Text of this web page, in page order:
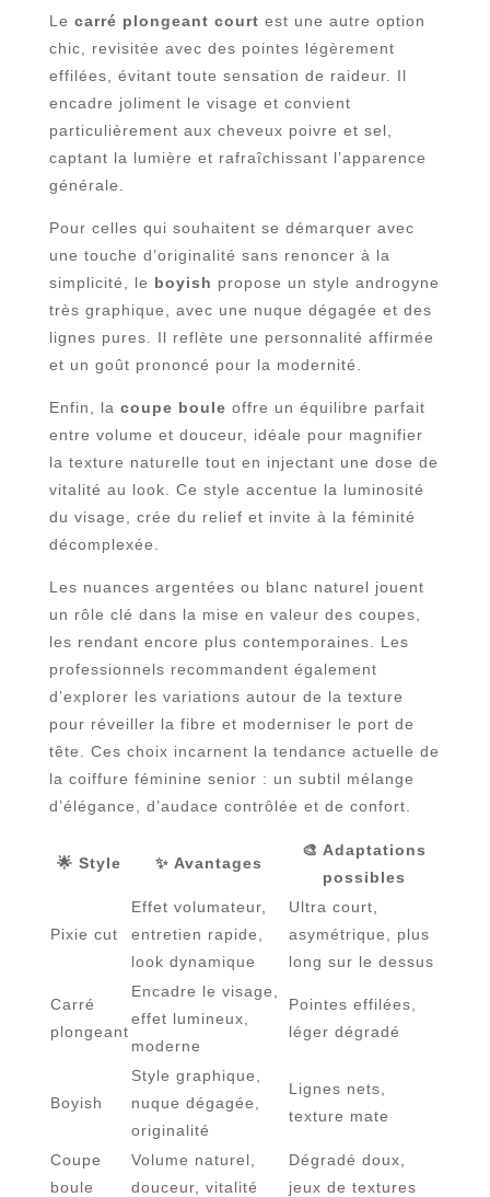
Le carré plongeant court est une autre option
chic, revisitée avec des pointes légèrement
effilées, évitant toute sensation de raideur. Il
encadre joliment le visage et convient
particulièrement aux cheveux poivre et sel,
captant la lumière et rafraîchissant l’apparence
générale.
Pour celles qui souhaitent se démarquer avec
une touche d’originalité sans renoncer à la
simplicité, le boyish propose un style androgyne
très graphique, avec une nuque dégagée et des
lignes pures. Il reflète une personnalité affirmée
et un goût prononcé pour la modernité.
Enfin, la coupe boule offre un équilibre parfait
entre volume et douceur, idéale pour magnifier
la texture naturelle tout en injectant une dose de
vitalité au look. Ce style accentue la luminosité
du visage, crée du relief et invite à la féminité
décomplexée.
Les nuances argentées ou blanc naturel jouent
un rôle clé dans la mise en valeur des coupes,
les rendant encore plus contemporaines. Les
professionnels recommandent également
d’explorer les variations autour de la texture
pour réveiller la fibre et moderniser le port de
tête. Ces choix incarnent la tendance actuelle de
la coiffure féminine senior : un subtil mélange
d’élégance, d’audace contrôlée et de confort.
🌟 Style ✨ Avantages
🎨 Adaptations
possibles
Pixie cut
Effet volumateur,
entretien rapide,
look dynamique
Ultra court,
asymétrique, plus
long sur le dessus
Carré
plongeant
Encadre le visage,
effet lumineux,
moderne
Pointes effilées,
léger dégradé
Boyish
Style graphique,
nuque dégagée,
originalité
Lignes nets,
texture mate
Coupe
boule
Volume naturel,
douceur, vitalité
Dégradé doux,
jeux de textures